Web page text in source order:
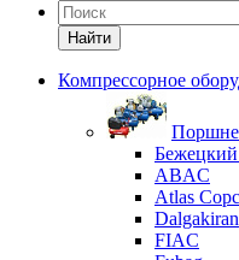
Найти
Компрессорное
ABAC
Atlas
Dalgakiran
FIAC